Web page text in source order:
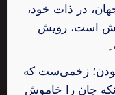
در ذات خود،
است، رویش
زخمی‌ست که
جان را خاموش